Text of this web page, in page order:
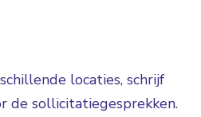
locaties, schrijf
de sollicitatiegesprekken.